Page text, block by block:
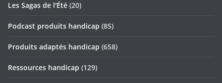
Les Sagas de l'Été (20)
Podcast produits handicap (85)
Produits adaptés handicap (658)
Ressources handicap (129)